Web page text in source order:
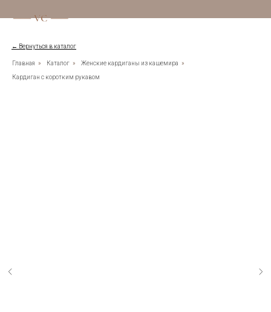
← Вернуться в каталог
Главная » Каталог » Женские кардиганы из кашемира »
Кардиган с коротким рукавом